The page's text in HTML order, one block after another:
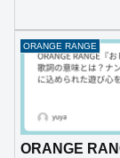
ORANGE RANGE
ORANGE